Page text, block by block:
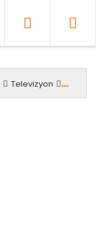
Televizyon Dijitsu